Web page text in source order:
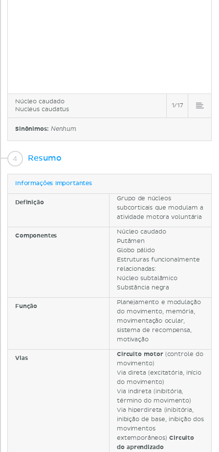
Núcleo caudado
Nucleus caudatus
1/17
Sinônimos: Nenhum
Resumo
Informações importantes
Definição
Grupo de núcleos
subcorticais que modulam a
atividade motora voluntária
Componentes
Núcleo caudado
Putâmen
Globo pálido
Estruturas funcionalmente
relacionadas:
Núcleo subtalâmico
Substância negra
Função
Planejamento e modulação
do movimento, memória,
movimentação ocular,
sistema de recompensa,
motivação
Vias
Circuito motor(controle do
movimento)
Via direta (excitatória, início
do movimento)
Via indireta (inibitória,
término do movimento)
Via hiperdireta (inibitória,
inibição de base, inibição dos
movimentos
extemporâneos) Circuito
do aprendizado